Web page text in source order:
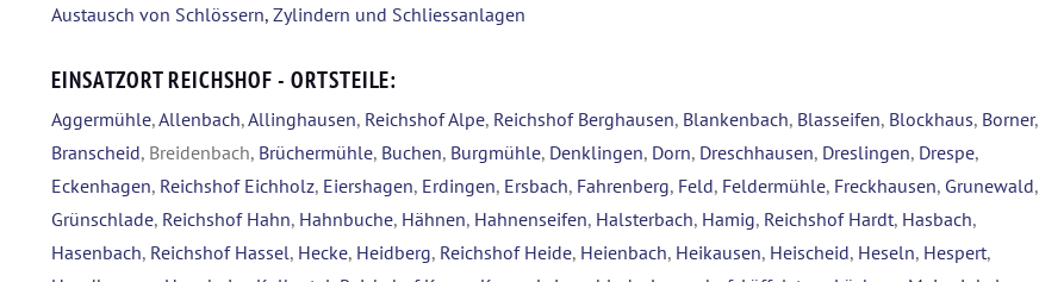
Austausch von Schlössern, Zylindern und Schliessanlagen
EINSATZORT REICHSHOF - ORTSTEILE:
Aggermühle,Allenbach,Allinghausen, Reichshof Alpe, Reichshof Berghausen, Blankenbach, Blasseifen, Blockhaus, Borner,
Branscheid, Breidenbach, Brüchermühle, Buchen, Burgmühle, Denklingen, Dorn, Dreschhausen, Dreslingen, Drespe,
Eckenhagen, Reichshof Eichholz, Eiershagen, Erdingen, Ersbach, Fahrenberg, Feld, Feldermühle, Freckhausen, Grunewald,
Grünschlade, Reichshof Hahn, Hahnbuche, Hähnen, Hahnenseifen, Halsterbach, Hamig, Reichshof Hardt, Hasbach,
Hasenbach, Reichshof Hassel, Hecke, Heidberg, Reichshof Heide, Heienbach, Heikausen, Heischeid, Heseln, Hespert,